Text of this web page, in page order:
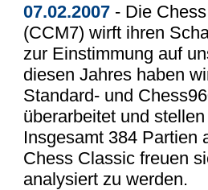
07.02.2007 - Die
(CCM7) wirft ihren
zur Einstimmung auf
diesen Jahres haben
Standard- und
überarbeitet und
Insgesamt 384 Partien
Chess Classic freuen
analysiert zu werden.